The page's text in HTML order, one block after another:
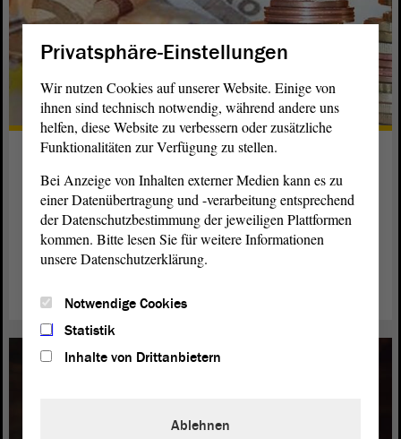
Abgeordnetenbezüge
Die Entschädigung muss für alle Abgeordneten gleich sein,
dies ist gesetzlich vorgeschrieben. Sie soll ihre
Unabhängigkeit sichern und eine Lebensführung gestatten,
„die der Bedeutung des Amtes angemessen ist.“
Privatsphäre-Einstellungen
Wir nutzen Cookies auf unserer Website. Einige von
ihnen sind technisch notwendig, während andere uns
helfen, diese Website zu verbessern oder zusätzliche
Funktionalitäten zur Verfügung zu stellen.
Bei Anzeige von Inhalten externer Medien kann es zu
einer Datenübertragung und -verarbeitung entsprechend
der Datenschutzbestimmung der jeweiligen Plattformen
kommen. Bitte lesen Sie für weitere Informationen
unsere Datenschutzerklärung.
Notwendige Cookies
Statistik
Inhalte von Drittanbietern
Ablehnen